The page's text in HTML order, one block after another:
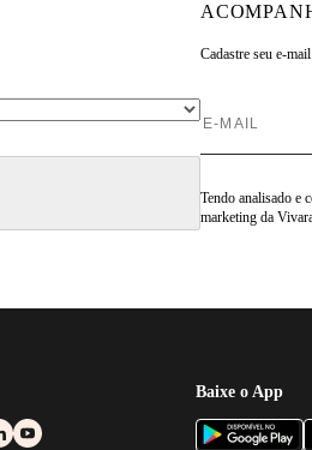
Cadastre seu e-
Tendo analisado e
marketing da
Baixe o App